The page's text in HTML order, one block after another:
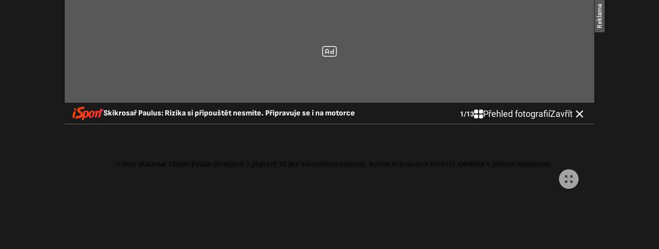
Skikrosař Paulus: Rizika si připouštět nesmíte. Připravuje se i na motorce 1/13 Přehled fotografiíZavřít